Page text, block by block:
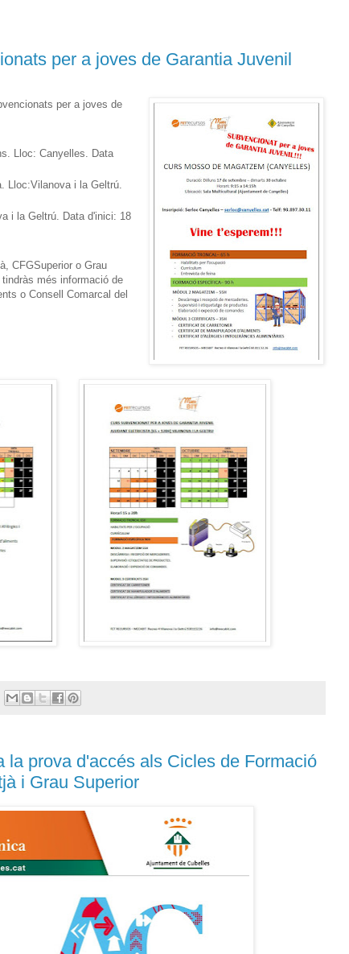
per a joves de Garantia Juvenil
per a joves de
Lloc: Canyelles. Data
Lloc:Vilanova i la Geltrú.
i la Geltrú. Data d'inici: 18
CFGSuperior o Grau
més informació de
o Consell Comarcal del
la prova d'accés als Cicles de Formació
i Grau Superior